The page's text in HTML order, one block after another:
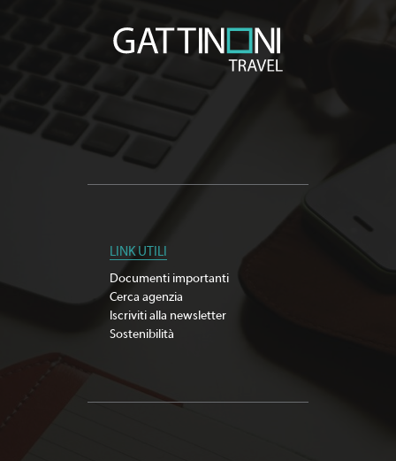
LINK UTILI
Documenti importanti
Cerca agenzia
Iscriviti alla newsletter
Sostenibilità